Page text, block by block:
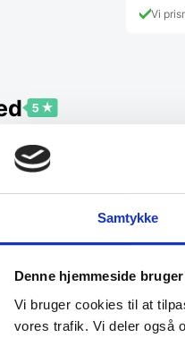
Samtykke
Denne hjemmeside
Vi bruger cookies til at
vores trafik. Vi deler også
Vi
kanon
ovn til
ikke har
anbefale
både
ud over
Peter